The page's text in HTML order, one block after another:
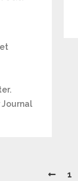
Journal
1